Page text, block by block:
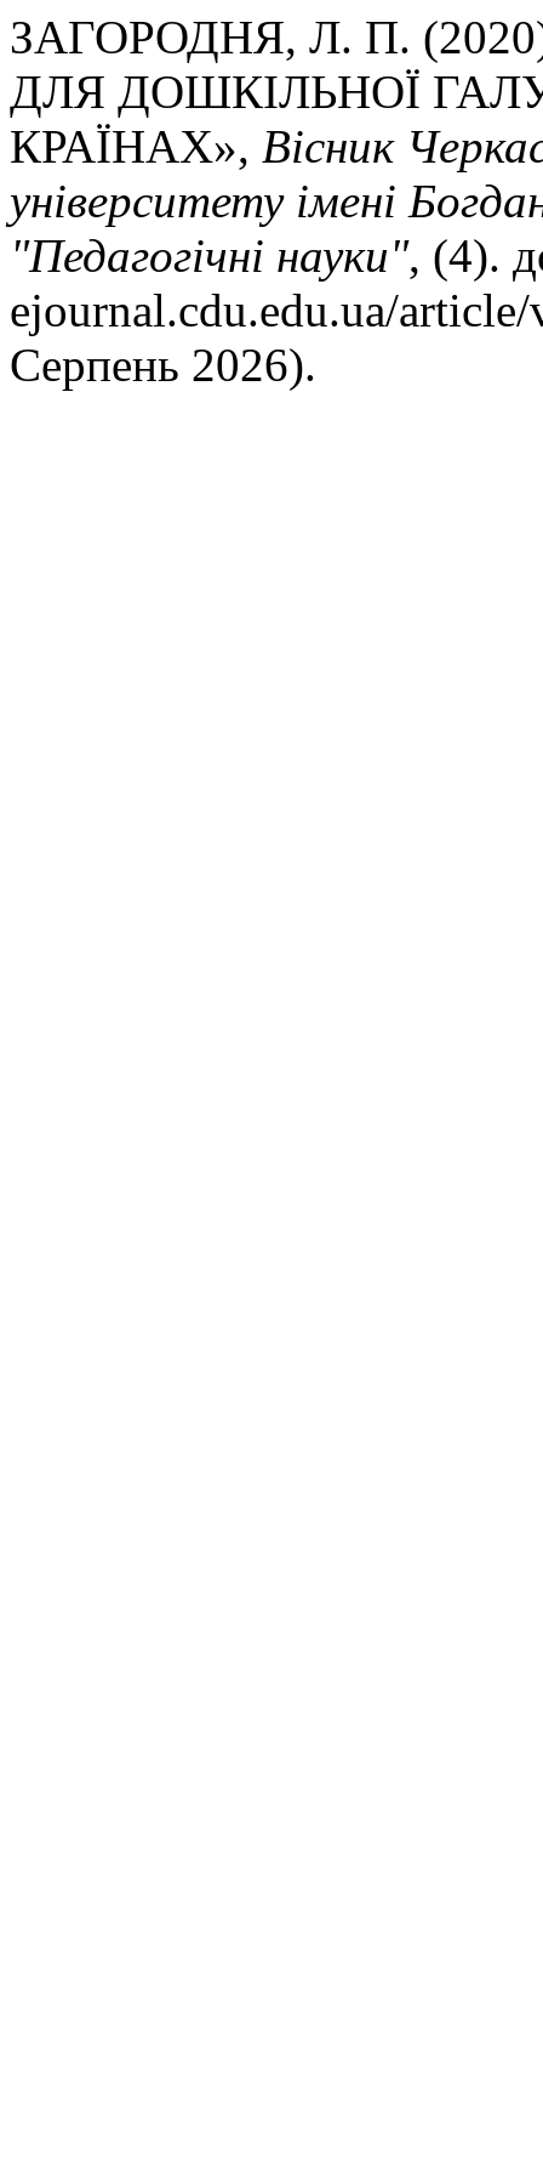
ЗАГОРОДНЯ, Л. П.
ДЛЯ ДОШКІЛЬНОЇ
КРАЇНАХ», Вісник
університету імені
"Педагогічні науки", (4).
ejournal.cdu.edu.ua/
Серпень 2026).